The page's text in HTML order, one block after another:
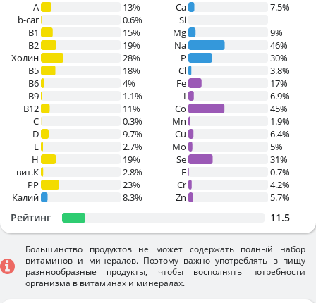
A
13%
b-car
0.6%
В1
15%
B2
19%
Холин
28%
B5
18%
B6
4%
B9
1.1%
B12
11%
C
0.3%
D
9.7%
E
2.7%
H
19%
вит.К
2.8%
PP
23%
Калий
8.3%
Ca
7.5%
Si
~
Mg
9%
Na
46%
P
30%
Cl
3.8%
Fe
17%
I
6.9%
Co
45%
Mn
1.9%
Cu
6.4%
Mo
5%
Se
31%
F
0.7%
Cr
4.2%
Zn
5.7%
Рейтинг 11.5
Большинство продуктов не может содержать полный набор
витаминов и минералов. Поэтому важно употреблять в пищу
разннообразные продукты, чтобы восполнять потребности
организма в витаминах и минералах.